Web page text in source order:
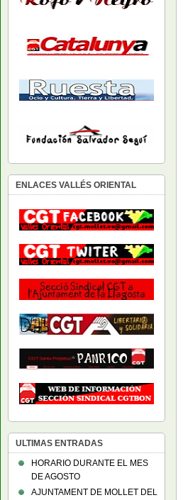
ENLACES VALLÉS ORIENTAL
ULTIMAS ENTRADAS
HORARIO DURANTE EL MES
DE AGOSTO
AJUNTAMENT DE MOLLET DEL